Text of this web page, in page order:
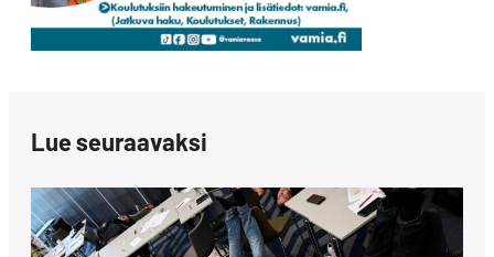
Lue seuraavaksi